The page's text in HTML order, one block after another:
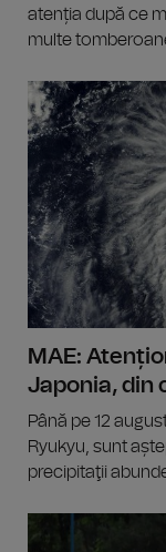
atenția după ce
multe
MAE:
Japonia, din
Până pe 12
Ryukyu, sunt
precipitaţii